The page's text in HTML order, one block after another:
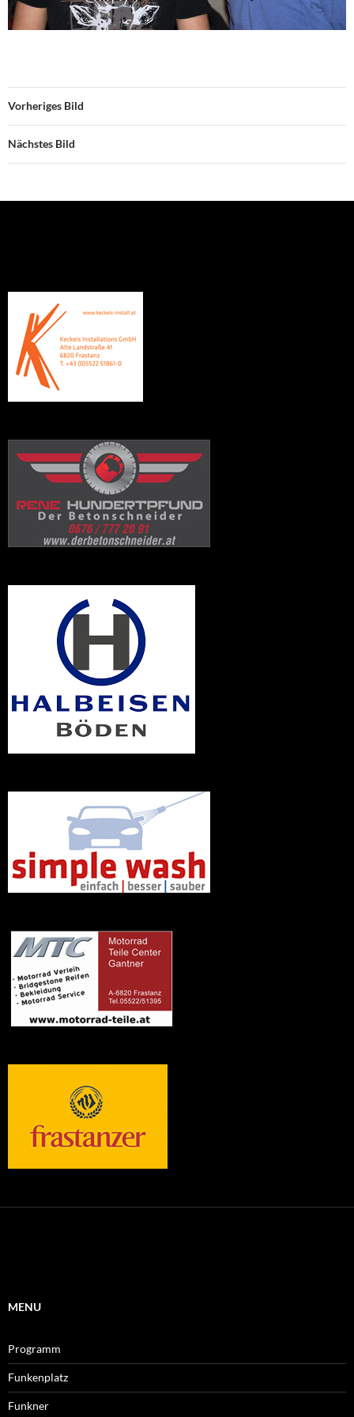
Vorheriges Bild
Nächstes Bild
MENU
Programm
Funkenplatz
Funkner